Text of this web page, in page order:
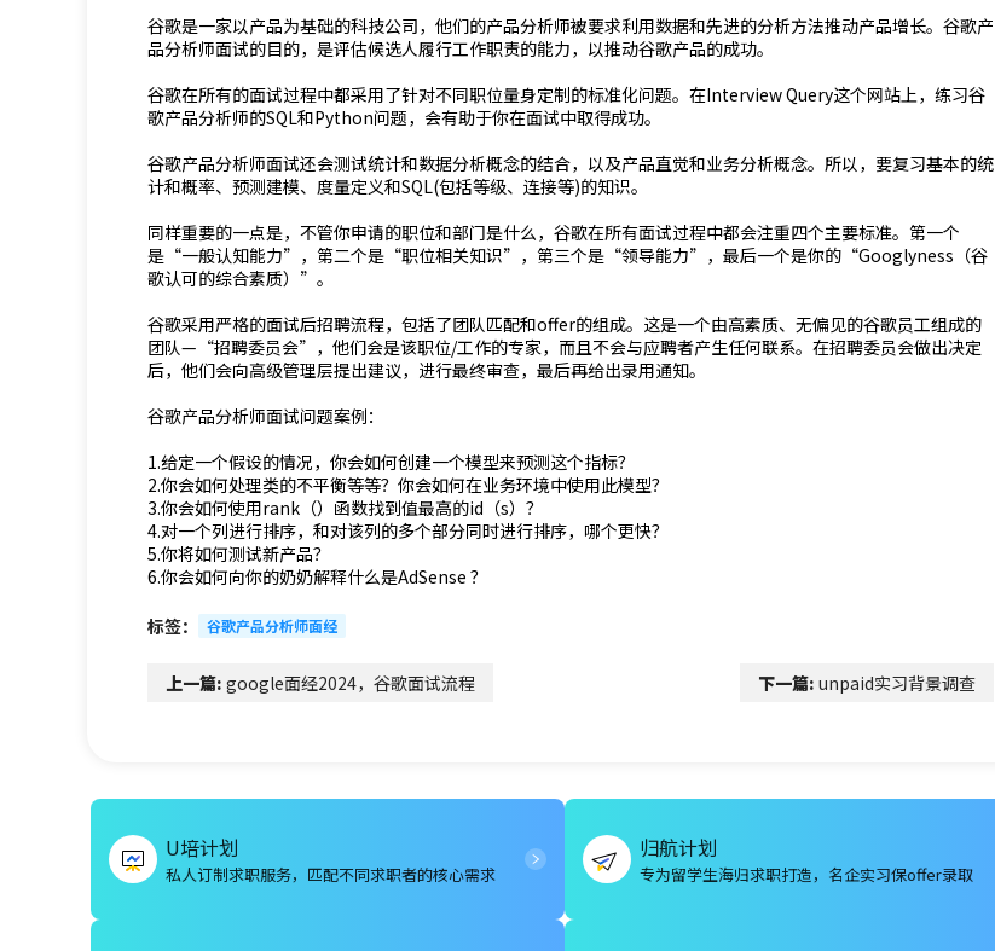
谷歌是一家以产品为基础的科技公司，他们的产品分析师被要求利用数据和先进的分析方法推动产品增长。谷歌产
品分析师面试的目的，是评估候选人履行工作职责的能力，以推动谷歌产品的成功。
谷歌在所有的面试过程中都采用了针对不同职位量身定制的标准化问题。在Interview Query这个网站上，练习谷
歌产品分析师的SQL和Python问题，会有助于你在面试中取得成功。
谷歌产品分析师面试还会测试统计和数据分析概念的结合，以及产品直觉和业务分析概念。所以，要复习基本的统
计和概率、预测建模、度量定义和SQL(包括等级、连接等)的知识。
同样重要的一点是，不管你申请的职位和部门是什么，谷歌在所有面试过程中都会注重四个主要标准。第一个
是“一般认知能力”，第二个是“职位相关知识”，第三个是“领导能力”，最后一个是你的“Googlyness（谷
歌认可的综合素质）”。
谷歌采用严格的面试后招聘流程，包括了团队匹配和offer的组成。这是一个由高素质、无偏见的谷歌员工组成的
团队—“招聘委员会”，他们会是该职位/工作的专家，而且不会与应聘者产生任何联系。在招聘委员会做出决定
后，他们会向高级管理层提出建议，进行最终审查，最后再给出录用通知。
谷歌产品分析师面试问题案例：
1.给定一个假设的情况，你会如何创建一个模型来预测这个指标？
2.你会如何处理类的不平衡等等？你会如何在业务环境中使用此模型？
3.你会如何使用rank（）函数找到值最高的id（s）？
4.对一个列进行排序，和对该列的多个部分同时进行排序，哪个更快？
5.你将如何测试新产品？
6.你会如何向你的奶奶解释什么是AdSense ？
标签： 谷歌产品分析师面经
上一篇: google面经2024，谷歌面试流程 下一篇: unpaid实习背景调查
U培计划
私人订制求职服务，匹配不同求职者的核心需求
归航计划
专为留学生海归求职打造，名企实习保offer录取